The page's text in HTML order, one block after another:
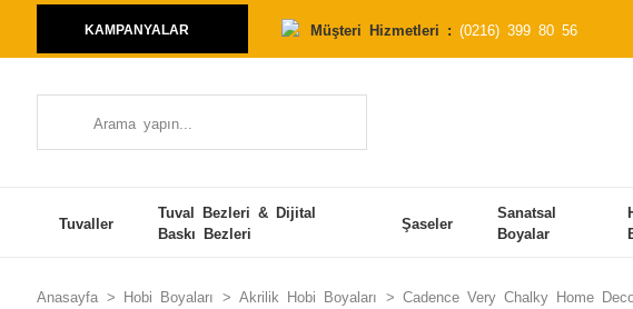
KAMPANYALAR Müşteri Hizmetleri : (0216) 399 80 56
Tuvaller
Tuval Bezleri & Dijital
Baskı Bezleri
Şaseler
Sanatsal
Boyalar
Anasayfa Hobi Boyaları Akrilik Hobi Boyaları Cadence Very Chalky Home